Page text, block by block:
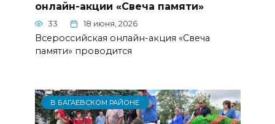
онлайн-акции «Свеча памяти»
33 18 июня, 2026
Всероссийская онлайн-акция «Свеча
памяти» проводится
В БАГАЕВСКОМ РАЙОНЕ